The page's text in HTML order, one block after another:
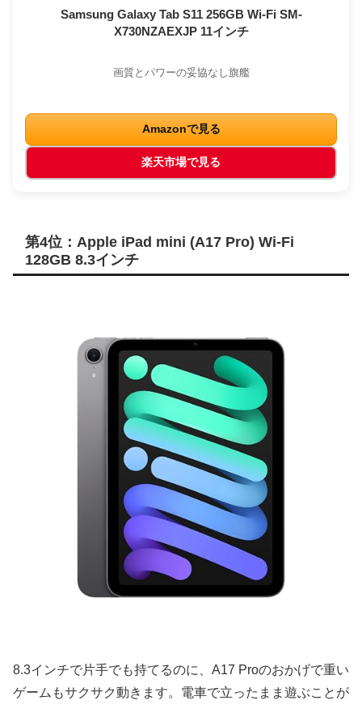
Samsung Galaxy Tab S11 256GB Wi-Fi SM-
X730NZAEXJP 11インチ
画質とパワーの妥協なし旗艦
Amazonで見る
楽天市場で見る
第4位：Apple iPad mini (A17 Pro) Wi-Fi
128GB 8.3インチ
8.3インチで片手でも持てるのに、A17 Proのおかげで重い
ゲームもサクサク動きます。電車で立ったまま遊ぶことが